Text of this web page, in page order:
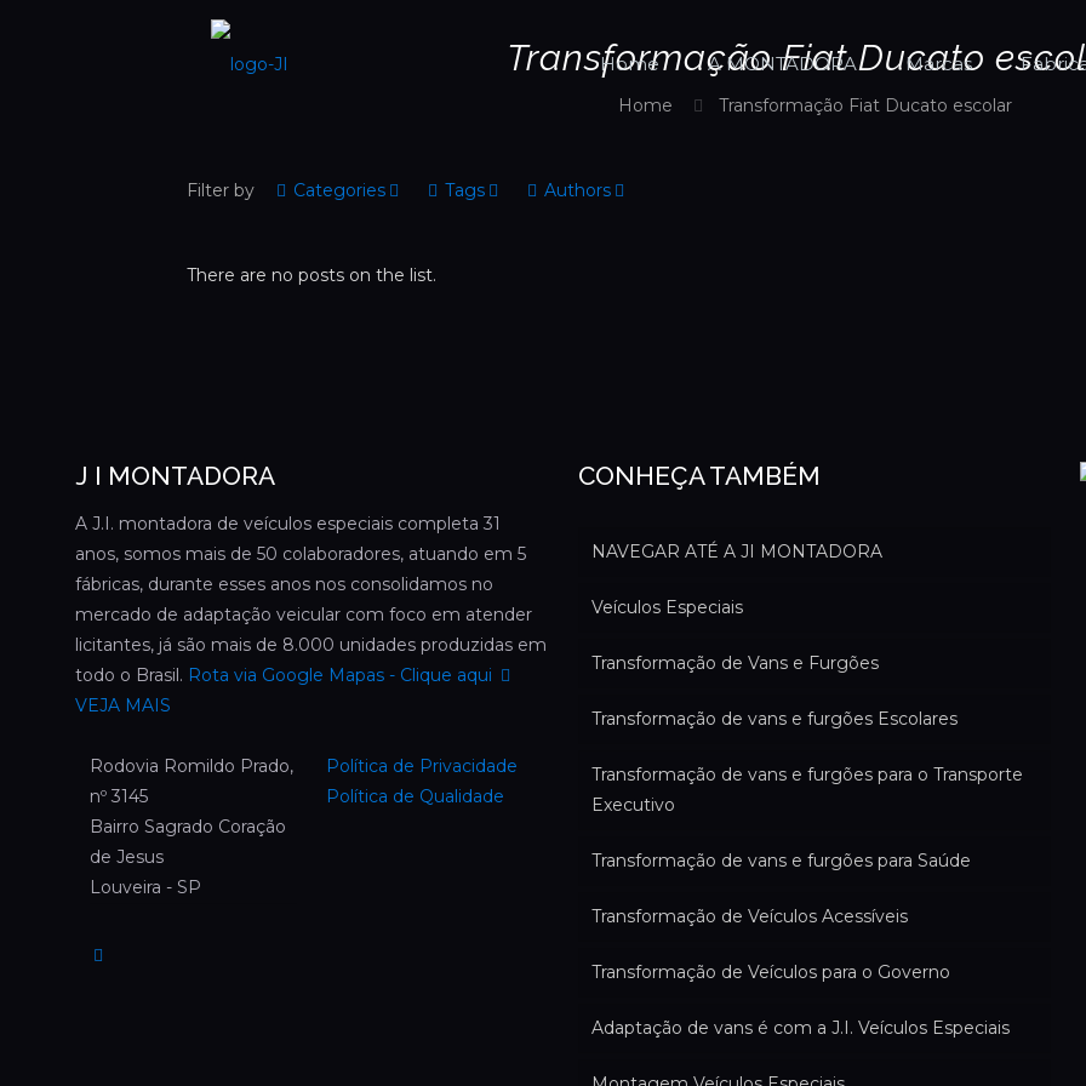
Home A MONTADORA Marcas
Transformação Fiat Ducato
Home Transformação Fiat Ducato escolar
Filter by Categories Tags Authors
There are no posts on the list.
J I MONTADORA
A J.I. montadora de veículos especiais completa 31
anos, somos mais de 50 colaboradores, atuando em 5
fábricas, durante esses anos nos consolidamos no
mercado de adaptação veicular com foco em atender
licitantes, já são mais de 8.000 unidades produzidas em
todo o Brasil. Rota via Google Mapas - Clique aqui
VEJA MAIS
Rodovia Romildo Prado,
nº 3145
Bairro Sagrado Coração
de Jesus
Louveira - SP
Política de Privacidade
Política de Qualidade
CONHEÇA TAMBÉM
NAVEGAR ATÉ A JI MONTADORA
Veículos Especiais
Transformação de Vans e Furgões
Transformação de vans e furgões Escolares
Transformação de vans e furgões para o Transporte
Executivo
Transformação de vans e furgões para Saúde
Transformação de Veículos Acessíveis
Transformação de Veículos para o Governo
Adaptação de vans é com a J.I. Veículos Especiais